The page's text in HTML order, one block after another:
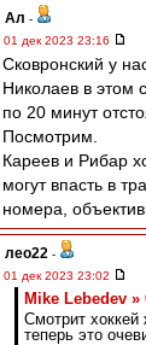
Ал -
01 дек 2023 23:16
Сковронский у
Николаев в этом
по 20 минут
Посмотрим.
Кареев и Рибар
могут впасть в
номера,
лео22 -
01 дек 2023 23:02
Mike Lebedev »
Смотрит
теперь это